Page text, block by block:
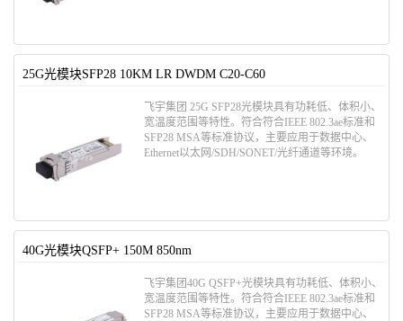
25G光模块SFP28 10KM LR DWDM C20-C60
飞宇集团 25G SFP28光模块具有功耗低、体积小、
宽温度范围等特性。符合符合IEEE 802.3ae标准和
SFP28 MSA等标准协议，主要应用于数据中心、
Ethernet以太网/SDH/SONET/光纤通道等环境。
40G光模块QSFP+ 150M 850nm
飞宇集团40G QSFP+光模块具有功耗低、体积小、
宽温度范围等特性。符合符合IEEE 802.3ae标准和
SFP28 MSA等标准协议，主要应用于数据中心、